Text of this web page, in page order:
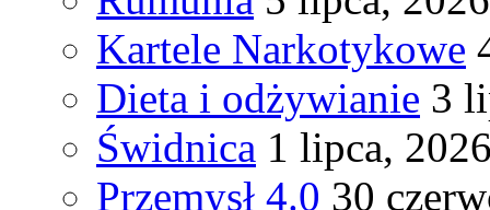
Kartele Narkotykowe
Dieta i odżywianie 3
Świdnica 1 lipca,
Przemysł 4.0 30